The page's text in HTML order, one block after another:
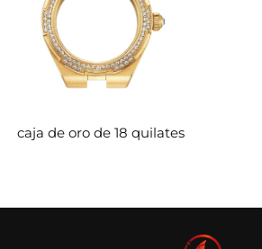
caja de oro de 18 quilates